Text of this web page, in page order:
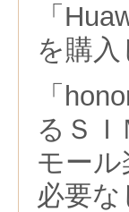
「
を購入
「
るＳ
モー
必要